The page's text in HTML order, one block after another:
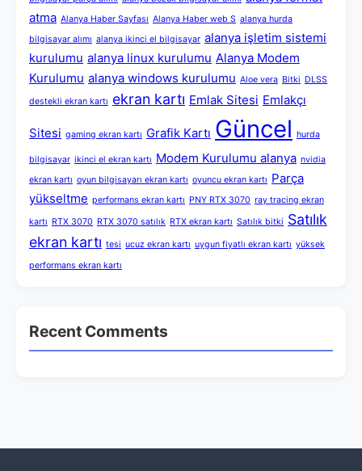
atma Alanya Haber Sayfası Alanya Haber web S alanya hurda
bilgisayar alımı alanya ikinci el bilgisayar alanya işletim sistemi
kurulumu alanya linux kurulumu Alanya Modem
Kurulumu alanya windows kurulumu Aloe vera Bitki DLSS
destekli ekran kartı ekran kartı Emlak Sitesi Emlakçı
Sitesi gaming ekran kartı Grafik Kartı Güncel hurda
bilgisayar ikinci el ekran kartı Modem Kurulumu alanya nvidia
ekran kartı oyun bilgisayarı ekran kartı oyuncu ekran kartı Parça
yükseltme performans ekran kartı PNY RTX 3070 ray tracing ekran
kartı RTX 3070 RTX 3070 satılık RTX ekran kartı Satılık bitki Satılık
ekran kartı tesi ucuz ekran kartı uygun fiyatlı ekran kartı yüksek
performans ekran kartı
Recent Comments